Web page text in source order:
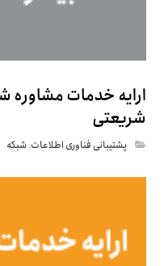
ارایه خدمات مشاوره
شریعتی
پشتیبانی فناوری اطلاعات,شبکه